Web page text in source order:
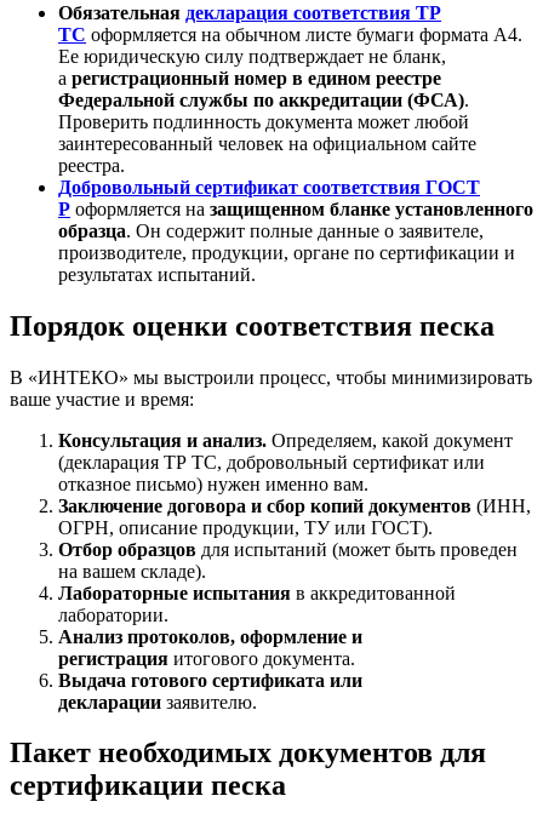
Обязательная декларация соответствия ТР
ТС оформляется на обычном листе бумаги формата А4.
Ее юридическую силу подтверждает не бланк,
а регистрационный номер в едином реестре
Федеральной службы по аккредитации (ФСА).
Проверить подлинность документа может любой
заинтересованный человек на официальном сайте
реестра.
Добровольный сертификат соответствия ГОСТ
Р оформляется на защищенном бланке установленного
образца. Он содержит полные данные о заявителе,
производителе, продукции, органе по сертификации и
результатах испытаний.
Порядок оценки соответствия песка
В «ИНТЕКО» мы выстроили процесс, чтобы минимизировать
ваше участие и время:
Консультация и анализ. Определяем, какой документ
(декларация ТР ТС, добровольный сертификат или
отказное письмо) нужен именно вам.
Заключение договора и сбор копий документов (ИНН,
ОГРН, описание продукции, ТУ или ГОСТ).
Отбор образцов для испытаний (может быть проведен
на вашем складе).
Лабораторные испытания в аккредитованной
лаборатории.
Анализ протоколов, оформление и
регистрация итогового документа.
Выдача готового сертификата или
декларации заявителю.
Пакет необходимых документов для
сертификации песка